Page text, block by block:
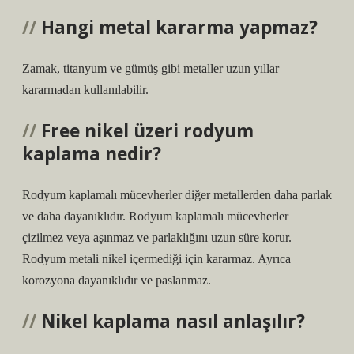
Hangi metal kararma yapmaz?
Zamak, titanyum ve gümüş gibi metaller uzun yıllar
kararmadan kullanılabilir.
Free nikel üzeri rodyum
kaplama nedir?
Rodyum kaplamalı mücevherler diğer metallerden daha parlak
ve daha dayanıklıdır. Rodyum kaplamalı mücevherler
çizilmez veya aşınmaz ve parlaklığını uzun süre korur.
Rodyum metali nikel içermediği için kararmaz. Ayrıca
korozyona dayanıklıdır ve paslanmaz.
Nikel kaplama nasıl anlaşılır?